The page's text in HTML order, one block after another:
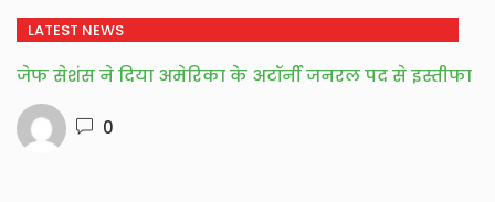
LATEST NEWS
जेफ सेशंस ने दिया अमेरिका के अटॉर्नी जनरल पद से इस्तीफा
0